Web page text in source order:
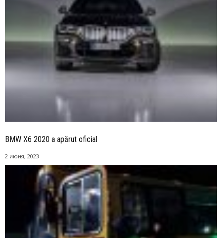
BMW X6 2020 a apărut oficial
2 июня, 2023